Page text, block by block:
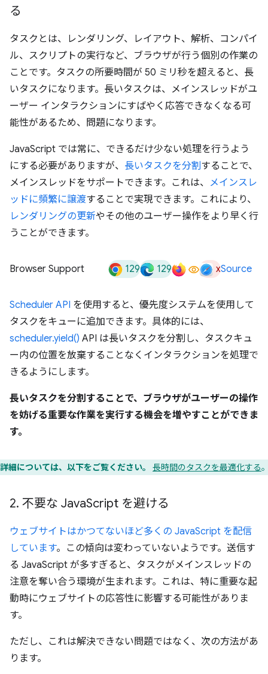
る
タスクとは、レンダリング、レイアウト、解析、コンパイ
ル、スクリプトの実行など、ブラウザが行う個別の作業の
ことです。タスクの所要時間が 50 ミリ秒を超えると、長
いタスクになります。 長いタスクは、メインスレッドがユ
ーザー インタラクションにすばやく応答できなくなる可
能性があるため、問題になります。
JavaScript では常に、できるだけ少ない処理を行うよう
にする必要がありますが、 長いタスクを分割することで、
メインスレッドをサポートできます。これは、 メインスレ
ッドに頻繁に譲渡することで実現できます。これにより、
レンダリングの更新やその他のユーザー操作をより早く行
うことができます。
Browser Support 129 129 xSource
Scheduler API を使用すると、優先度システムを使用して
タスクをキューに追加できます。具体的には、
scheduler.yield() API は長いタスクを分割し、タスクキュ
ー内の位置を放棄することなくインタラクションを処理で
きるようにします。
長いタスクを分割することで、ブラウザがユーザーの操作
を妨げる重要な作業を実行する機会を増やすことができま
す。
詳細については、以下をご覧ください。 長時間のタスクを最適化する
2. 不要な JavaScript を避ける
ウェブサイトはかつてないほど多くの JavaScript を配信
しています。この傾向は変わっていないようです。送信す
る JavaScript が多すぎると、タスクがメインスレッドの
注意を奪い合う環境が生まれます。これは、特に重要な起
動時にウェブサイトの応答性に影響する可能性がありま
す。
ただし、これは解決できない問題ではなく、次の方法があ
ります。